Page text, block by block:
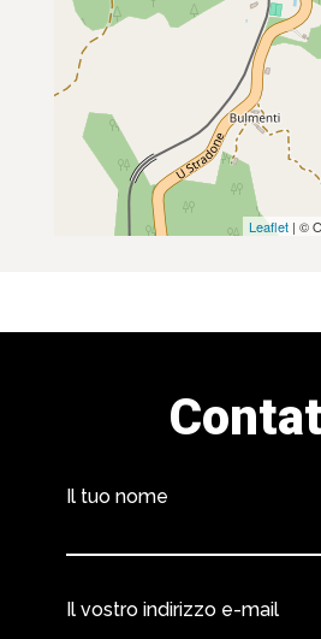
Leaflet | ©
Il tuo nome
Il vostro indirizzo e-mail